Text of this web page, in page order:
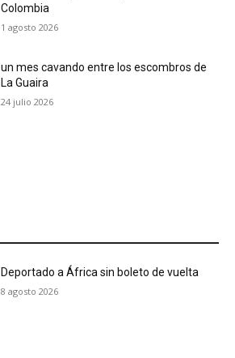
Colombia
1 agosto 2026
un mes cavando entre los escombros de
La Guaira
24 julio 2026
Deportado a África sin boleto de vuelta
8 agosto 2026